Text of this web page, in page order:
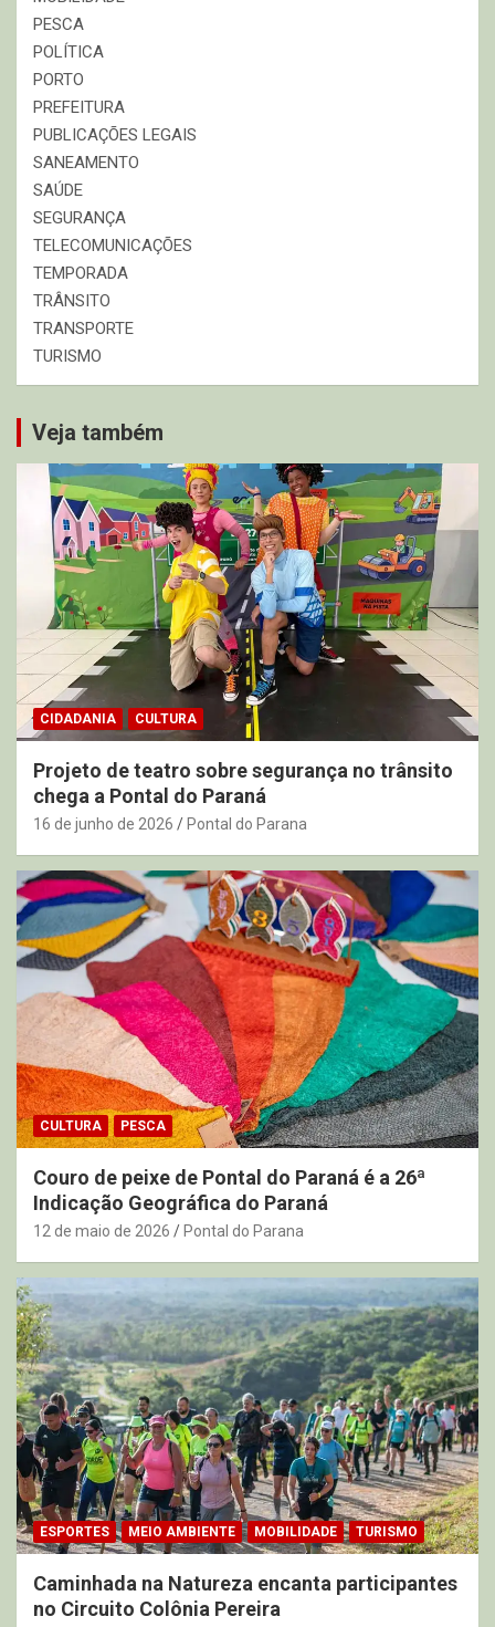
PESCA
POLÍTICA
PORTO
PREFEITURA
PUBLICAÇÕES LEGAIS
SANEAMENTO
SAÚDE
SEGURANÇA
TELECOMUNICAÇÕES
TEMPORADA
TRÂNSITO
TRANSPORTE
TURISMO
Veja também
CIDADANIA CULTURA
Projeto de teatro sobre segurança no trânsito
chega a Pontal do Paraná
16 de junho de 2026 Pontal do Parana
CULTURA PESCA
Couro de peixe de Pontal do Paraná é a 26ª
Indicação Geográfica do Paraná
12 de maio de 2026 Pontal do Parana
ESPORTES MEIO AMBIENTE MOBILIDADE TURISMO
Caminhada na Natureza encanta participantes
no Circuito Colônia Pereira